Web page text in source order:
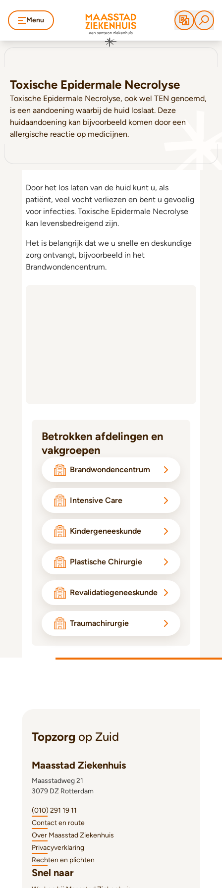
Menu
Toxische Epidermale Necrolyse
Toxische Epidermale Necrolyse, ook wel TEN genoemd,
is een aandoening waarbij de huid loslaat. Deze
huidaandoening kan bijvoorbeeld komen door een
allergische reactie op medicijnen.
Door het los laten van de huid kunt u, als
patiënt, veel vocht verliezen en bent u gevoelig
voor infecties. Toxische Epidermale Necrolyse
kan levensbedreigend zijn.
Het is belangrijk dat we u snelle en deskundige
zorg ontvangt, bijvoorbeeld in het
Brandwondencentrum.
Betrokken afdelingen en
vakgroepen
Brandwondencentrum
Intensive Care
Kindergeneeskunde
Plastische Chirurgie
Revalidatiegeneeskunde
Traumachirurgie
Topzorg op Zuid
Maasstad Ziekenhuis
Maasstadweg 21
3079 DZ Rotterdam
(010) 291 19 11
Contact en route
Over Maasstad Ziekenhuis
Privacyverklaring
Rechten en plichten
Snel naar